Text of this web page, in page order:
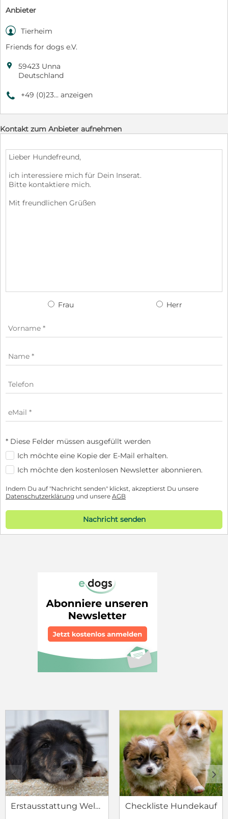
Anbieter
 Tierheim
Friends for dogs e.V.

59423 Unna
Deutschland
9 +49 (0)23... anzeigen
Kontakt zum Anbieter aufnehmen
Frau Herr
* Diese Felder müssen ausgefüllt werden
Ich möchte eine Kopie der E-Mail erhalten.
Ich möchte den kostenlosen Newsletter abonnieren.
Indem Du auf "Nachricht senden" klickst, akzeptierst Du unsere
Datenschutzerklärung und unsere AGB
Nachricht senden
Erstausstattung Welpe Checkliste Hundekauf
c d